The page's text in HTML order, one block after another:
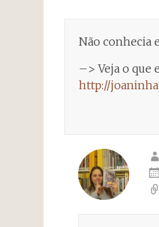
Não conhecia
–> Veja o que
http://